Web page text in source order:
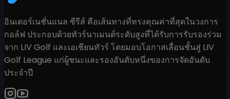
อินเตอร์เนชั่นแนล ซีรีส์ คือเส้นทางที่ทรงคุณค่าที่สุดในวงการ
กอล์ฟ ประกอบด้วยทัวร์นาเมนต์ระดับสูงที่ได้รับการรับรองร่วม
จาก LIV Golf และเอเชียนทัวร์ โดยมอบโอกาสเลื่อนชั้นสู่ LIV
Golf League แก่ผู้ชนะและรองอันดับหนึ่งของการจัดอันดับ
ประจำปี